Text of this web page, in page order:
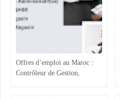
Offres d’emploi au Maroc :
Contrôleur de Gestion,